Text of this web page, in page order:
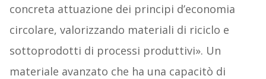
concreta attuazione dei principi d’economia
circolare, valorizzando materiali di riciclo e
sottoprodotti di processi produttivi». Un
materiale avanzato che ha una capacitò di